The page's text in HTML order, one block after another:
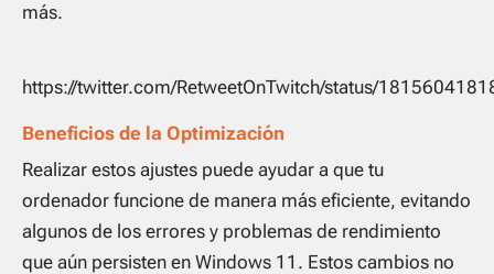
más.
https://twitter.com/RetweetOnTwitch/status/
Beneficios de la Optimización
Realizar estos ajustes puede ayudar a que tu
ordenador funcione de manera más eficiente, evitando
algunos de los errores y problemas de rendimiento
que aún persisten en Windows 11. Estos cambios no